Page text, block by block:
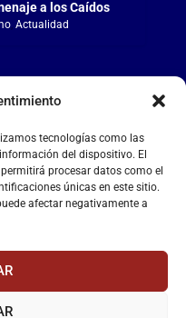
tecnologías como las
del dispositivo. El
procesar datos como el
únicas en este sitio.
afectar negativamente a
a los Caídos
, Actualidad